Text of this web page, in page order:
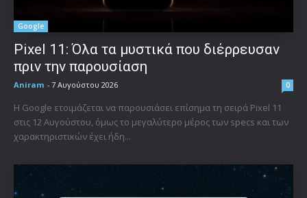
Google
Pixel 11: Όλα τα μυστικά που διέρρευσαν
πριν την παρουσίαση
Aniram - 7 Αυγούστου 2026 0
Η Google ετοιμάζεται να παρουσιάσει επίσημα τη σειρά Pixel 11
στις 12 Αυγούστου, όμως το μεγαλύτερο μέρος των specs και των
χαρακτηριστικών έχει ήδη...